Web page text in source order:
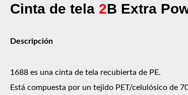
Cinta de tela 2B Extra
Descripción
1688 es una cinta de tela recubierta de PE.
Está compuesta por un tejido PET/celulósico de